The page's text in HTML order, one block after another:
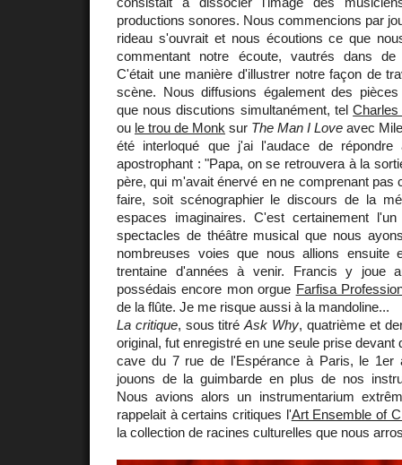
productions sonores. Nous commencions par
rideau s'ouvrait et nous écoutions ce que
commentant notre écoute, vautrés dans de
C'était une manière d'illustrer notre façon de
scène. Nous diffusions également des
que nous discutions simultanément, tel
ou le trou de Monk sur The Man I Love avec
été interloqué que j'ai l'audace de
apostrophant : "Papa, on se retrouvera à la
père, qui m'avait énervé en ne comprenant pas
faire, soit scénographier le discours de la
espaces imaginaires. C'est certainement
spectacles de théâtre musical que nous
nombreuses voies que nous allions ensuite
trentaine d'années à venir. Francis y joue
possédais encore mon orgue Farfisa
de la flûte. Je me risque aussi à la mandoline...
La critique, sous titréAsk Why, quatrième et
original, fut enregistré en une seule prise
cave du 7 rue de l'Espérance à Paris, le 1er
jouons de la guimbarde en plus de nos
Nous avions alors un instrumentarium
rappelait à certains critiques l'Art Ensemble of
la collection de racines culturelles que nous